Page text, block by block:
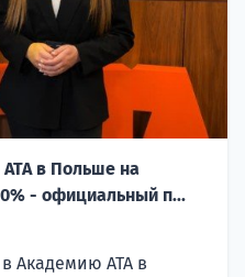
в Польше на
- официальный п...
Академию ATA в